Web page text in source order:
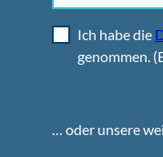
Ich habe die
genommen.
… oder unsere